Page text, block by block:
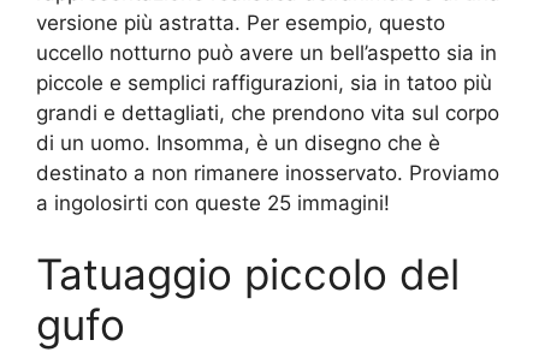
versione più astratta. Per esempio, questo
uccello notturno può avere un bell’aspetto sia in
piccole e semplici raffigurazioni, sia in tatoo più
grandi e dettagliati, che prendono vita sul corpo
di un uomo. Insomma, è un disegno che è
destinato a non rimanere inosservato. Proviamo
a ingolosirti con queste 25 immagini!
Tatuaggio piccolo del
gufo